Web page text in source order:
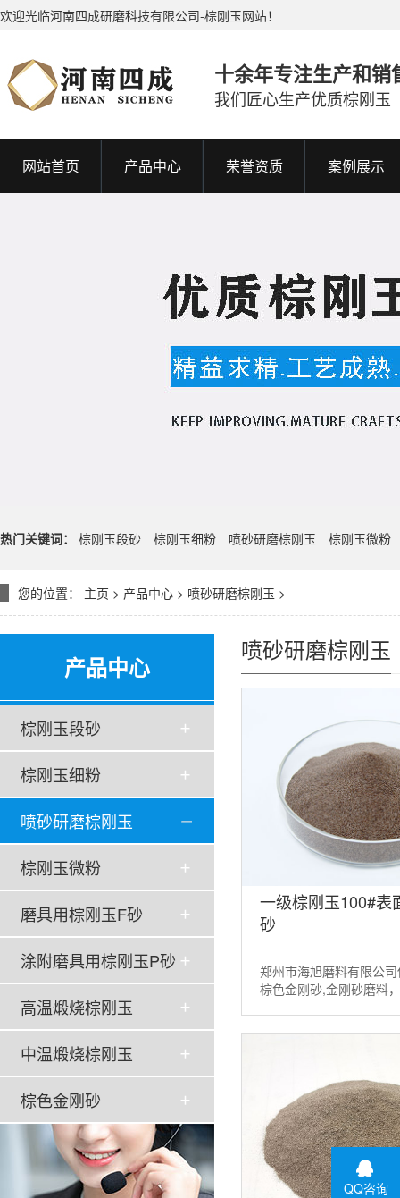
欢迎光临河南四成研磨科技有限公司-棕刚玉网站！
十余年专注生产和销
我们匠心生产优质棕刚玉
网站首页 产品中心 荣誉资质 案例展示
热门关键词： 棕刚玉段砂 棕刚玉细粉 喷砂研磨棕刚玉 棕刚玉微粉
您的位置： 主页 > 产品中心 > 喷砂研磨棕刚玉 >
产品中心
棕刚玉段砂
棕刚玉细粉
喷砂研磨棕刚玉
棕刚玉微粉
磨具用棕刚玉F砂
涂附磨具用棕刚玉P砂
高温煅烧棕刚玉
中温煅烧棕刚玉
棕色金刚砂
喷砂研磨棕刚玉
一级棕刚玉100#表
砂
郑州市海旭磨料有限公
棕色金刚砂,金刚砂磨料
QQ咨询